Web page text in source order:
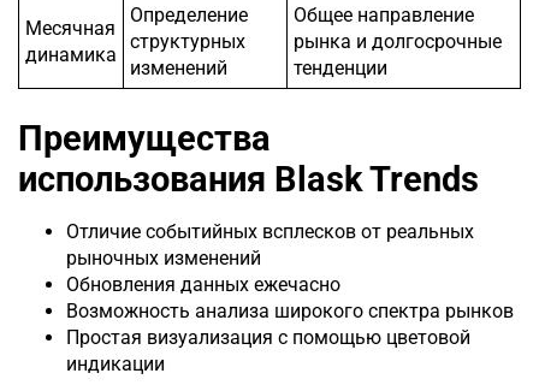
Месячная
динамика
Определение
структурных
изменений
Общее направление
рынка и долгосрочные
тенденции
Преимущества
использования Blask Trends
Отличие событийных всплесков от реальных
рыночных изменений
Обновления данных ежечасно
Возможность анализа широкого спектра рынков
Простая визуализация с помощью цветовой
индикации